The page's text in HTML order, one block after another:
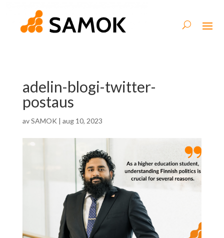
adelin-blogi-twitter-
postaus
avSAMOK | aug 10, 2023